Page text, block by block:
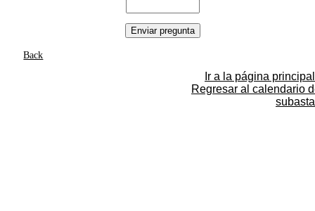
Back
Ir a la página principal
Regresar al calendario